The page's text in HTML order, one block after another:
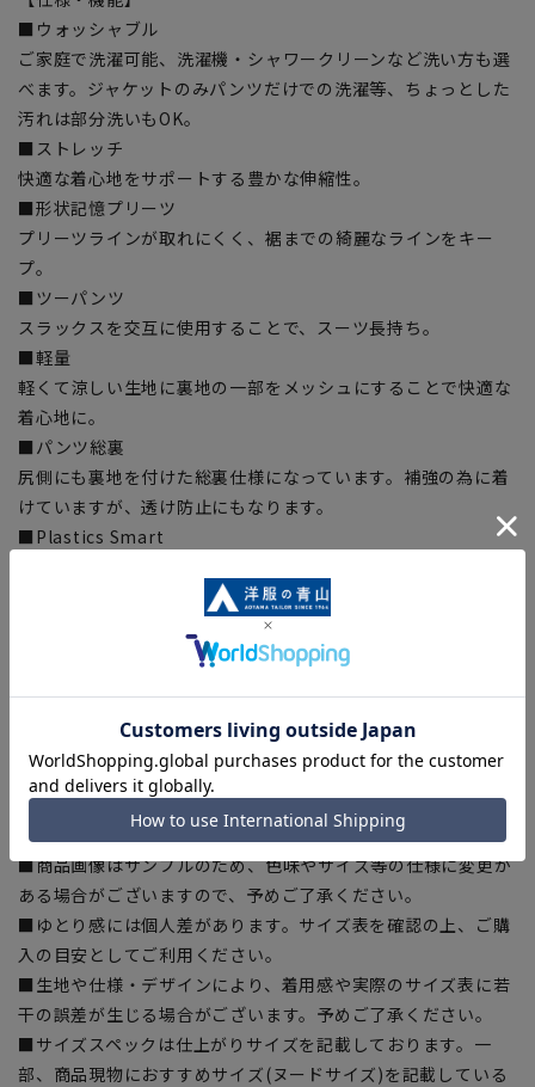
■ウォッシャブル
ご家庭で洗濯可能、洗濯機・シャワークリーンなど洗い方も選
べます。ジャケットのみパンツだけでの洗濯等、ちょっとした
汚れは部分洗いもOK。
■ストレッチ
快適な着心地をサポートする豊かな伸縮性。
■形状記憶プリーツ
プリーツラインが取れにくく、裾までの綺麗なラインをキー
プ。
■ツーパンツ
スラックスを交互に使用することで、スーツ長持ち。
■軽量
軽くて涼しい生地に裏地の一部をメッシュにすることで快適な
着心地に。
■パンツ総裏
尻側にも裏地を付けた総裏仕様になっています。補強の為に着
けていますが、透け防止にもなります。
■Plastics Smart
■ECOBLUE(100%リサイクルポリエステル)
『ECOBLUE』はマテリアルリサイクルにより、ペットボトル
【シルエット】《ゆったり》 (当社比)
【商品に関するご注意】
■商品画像はサンプルのため、色味やサイズ等の仕様に変更が
ある場合がございますので、予めご了承ください。
■ゆとり感には個人差があります。サイズ表を確認の上、ご購
入の目安としてご利用ください。
■生地や仕様・デザインにより、着用感や実際のサイズ表に若
干の誤差が生じる場合がございます。予めご了承ください。
■サイズスペックは仕上がりサイズを記載しております。一
部、商品現物におすすめサイズ(ヌードサイズ)を記載している